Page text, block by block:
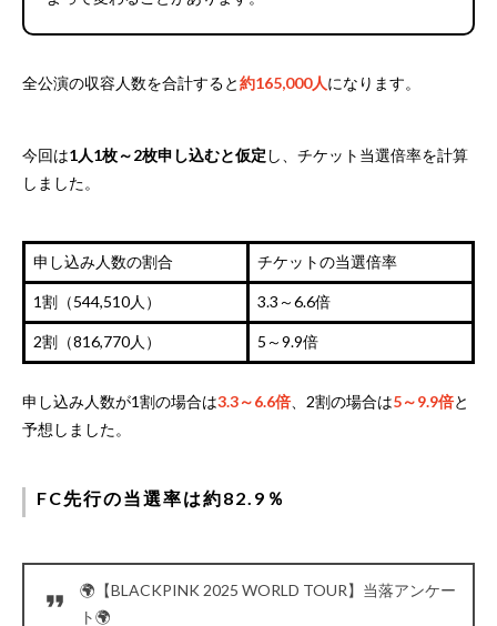
全公演の収容人数を合計すると約165,000人になります。
今回は1人1枚～2枚申し込むと仮定 し、チケット当選倍率を計算
しました。
申し込み人数の割合 チケットの当選倍率
1割（544,510人） 3.3～6.6倍
2割（816,770人） 5～9.9倍
申し込み人数が1割の場合は3.3～6.6倍、2割の場合は5～9.9倍と
予想しました。
FC先行の当選率は約82.9％
🌍【BLACKPINK 2025 WORLD TOUR】当落アンケー
ト🌍